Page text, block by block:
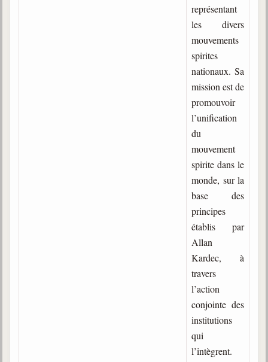
représentant
les divers
mouvements
spirites
nationaux. Sa
mission est de
promouvoir
l’unification
du
mouvement
spirite dans le
monde, sur la
base des
principes
établis par
Allan
Kardec, à
travers
l’action
conjointe des
institutions
qui
l’intègrent.